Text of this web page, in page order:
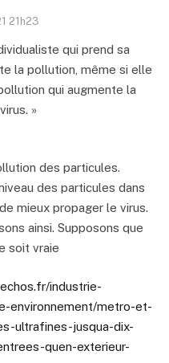
21h23
qui prend sa
la pollution, même si elle
qui augmente la
»
des particules.
des particules dans
mieux propager le virus.
ainsi. Supposons que
soit vraie
industrie-
environnement/metro-et-
ultrafines-jusqua-dix-
quen-exterieur-